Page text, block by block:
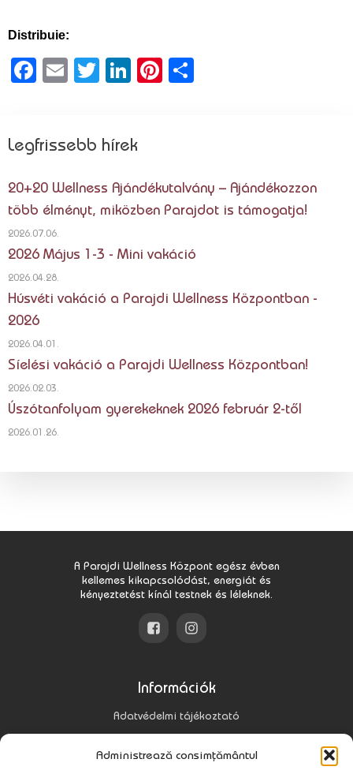
Administrează consimțământul
Distribuie:
Facebook
EmailTwitter
LinkedIn
Pinterest
Legfrissebb hírek
20+20 Wellness Ajándékutalvány – Ajándékozzon
több élményt, miközben Parajdot is támogatja!
2026.07.06.
2026 Május 1-3 - Mini vakáció
2026.04.28.
Húsvéti vakáció a Parajdi Wellness Központban -
2026
2026.04.01.
Síelési vakáció a Parajdi Wellness Központban!
2026.02.03.
Úszótanfolyam gyerekeknek 2026 február 2-től
2026.01.26.
A Parajdi Wellness Központ egész évben
kellemes kikapcsolódást, energiát és
kényeztetést kínál testnek és léleknek.
Információk
Adatvédelmi tájékoztató